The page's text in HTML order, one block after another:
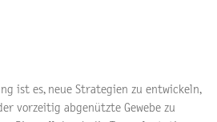
ist es, neue Strategien zu entwickeln,
vorzeitig abgenützte Gewebe zu